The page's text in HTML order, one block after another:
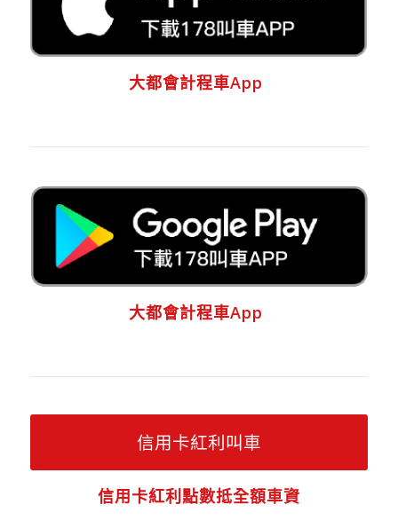
大都會計程車App
大都會計程車App
信用卡紅利叫車
信用卡紅利點數抵全額車資